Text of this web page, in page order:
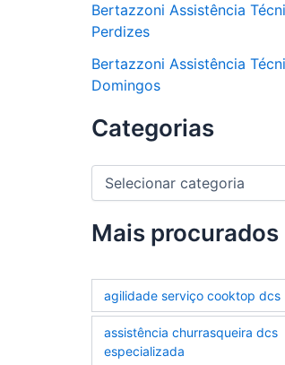
Bertazzoni Assistência
Perdizes
Bertazzoni Assistência
Domingos
Categorias
C
e
g
r
a
Mais procurados
agilidade serviço cooktop dcs
assistência churrasqueira dcs
especializada